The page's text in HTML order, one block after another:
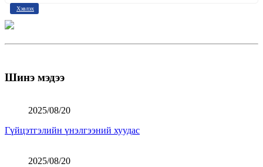
Хэвлэх
Шинэ мэдээ
2025/08/20
Гүйцэтгэлийн үнэлгээний хуудас
2025/08/20